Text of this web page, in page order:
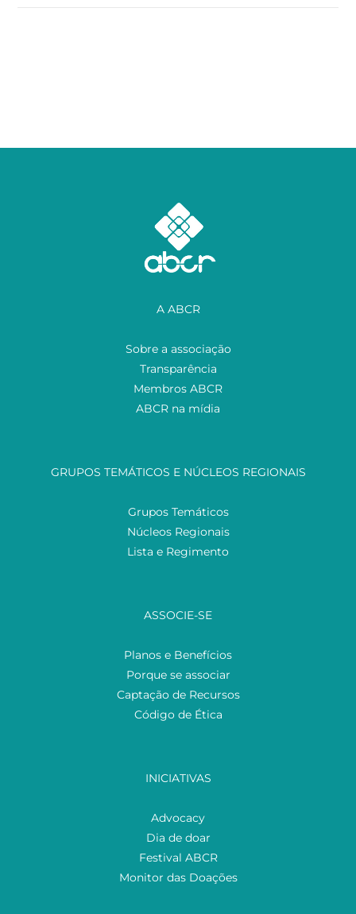
A ABCR
Sobre a associação
Transparência
Membros ABCR
ABCR na mídia
GRUPOS TEMÁTICOS E NÚCLEOS REGIONAIS
Grupos Temáticos
Núcleos Regionais
Lista e Regimento
ASSOCIE-SE
Planos e Benefícios
Porque se associar
Captação de Recursos
Código de Ética
INICIATIVAS
Advocacy
Dia de doar
Festival ABCR
Monitor das Doações